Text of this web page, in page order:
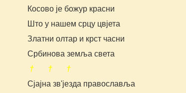
Косово је божур красни
Што у нашем срцу цвјета
Златни олтар и крст часни
Србинова земља света
† † †
Сјајна зв'језда православља